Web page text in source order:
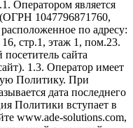
Оператором является
1047796871760,
по адресу:
стр.1, этаж 1, пом.23.
сайта
1.3. Оператор имеет
Политику. При
дата последнего
Политики вступает в
www.ade-solutions.com,